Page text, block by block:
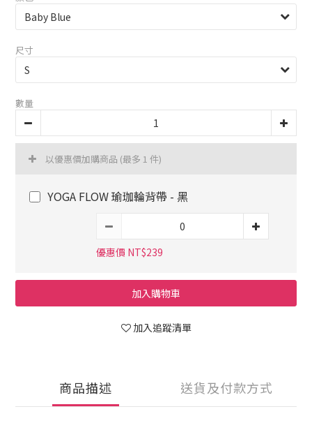
尺寸
數量
以優惠價加購商品 (最多 1 件)
YOGA FLOW 瑜珈輪背帶 - 黑
優惠價 NT$239
加入購物車
加入追蹤清單
商品描述 送貨及付款方式